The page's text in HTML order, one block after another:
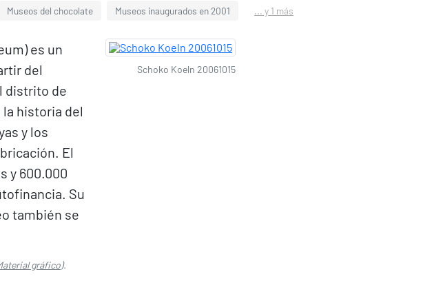
Museos del chocolate Museos inaugurados en 2001 ... y 1 más
es un
del
distrito de
historia del
y los
El
y 600.000
Su
también se
gráfico).
Schoko Koeln 20061015